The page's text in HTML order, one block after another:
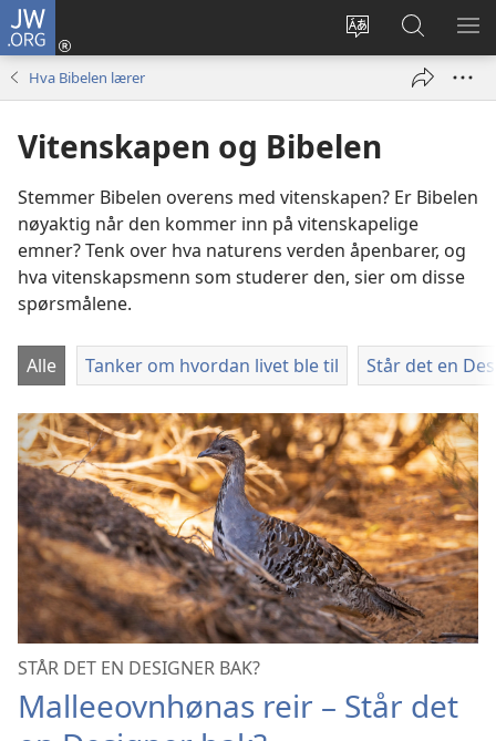
JW.ORG
Endre
Logg
inn
Søk
på
JW.ORG
VIS
Hva Bibelen lærer
Vitenskapen og Bibelen
Stemmer Bibelen overens med vitenskapen? Er Bibelen
nøyaktig når den kommer inn på vitenskapelige
emner? Tenk over hva naturens verden åpenbarer, og
hva vitenskapsmenn som studerer den, sier om disse
spørsmålene.
Alle Tanker om hvordan livet ble til Står det en
STÅR DET EN DESIGNER BAK?
Malleeovnhønas reir – Står det